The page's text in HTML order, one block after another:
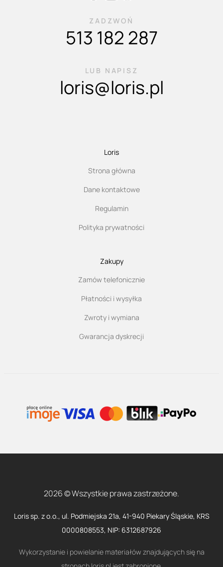
ZADZWOŃ
513 182 287
LUB NAPISZ
loris@loris.pl
Loris
Strona główna
Dane kontaktowe
Regulamin
Polityka prywatności
Zakupy
Zamów telefonicznie
Płatności i wysyłka
Zwroty i wymiana
Gwarancja dyskrecji
2026 © Wszystkie prawa zastrzeżone.
Loris sp. z o.o., ul. Podmiejska 21a, 41-940 Piekary Śląskie, KRS
0000808553, NIP: 6312687926
Wykorzystanie i powielanie materiałów znajdujących się na